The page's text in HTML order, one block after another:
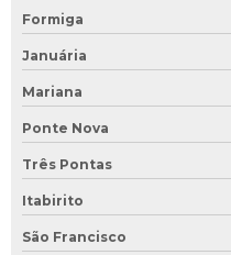
Formiga
Januária
Mariana
Ponte Nova
Três Pontas
Itabirito
São Francisco